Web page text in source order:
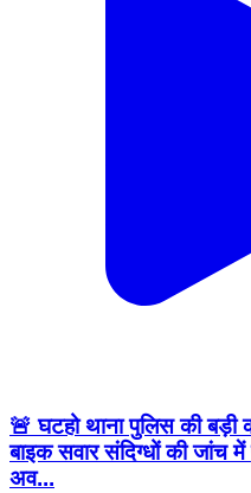
🚨 घटहो थाना पुलिस की बड़ी
बाइक सवार संदिग्धों की जांच
अव...